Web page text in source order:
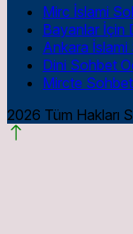
Mirc İslami
Bayanlar İçin
Ankara
Dini Sohbet
Mircte Sohbet
2026 Tüm Hakları